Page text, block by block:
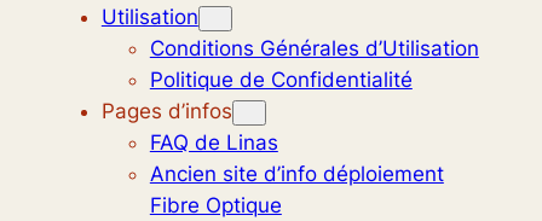
Utilisation
Conditions Générales d’Utilisation
Politique de Confidentialité
Pages d’infos
FAQ de Linas
Ancien site d’info déploiement
Fibre Optique